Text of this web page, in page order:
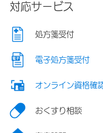
対応サービス
処方箋受付
電子処方箋受付
オンライン資格確
おくすり相談